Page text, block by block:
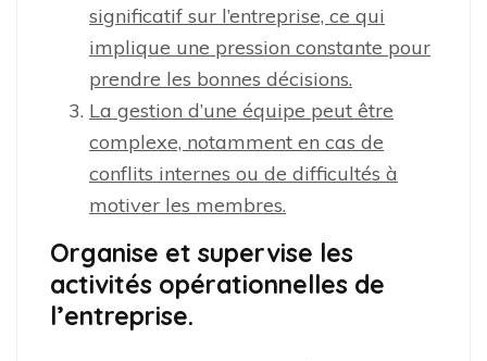
significatif sur l’entreprise, ce qui
implique une pression constante pour
prendre les bonnes décisions.
La gestion d’une équipe peut être
complexe, notamment en cas de
conflits internes ou de difficultés à
motiver les membres.
Organise et supervise les
activités opérationnelles de
l’entreprise.